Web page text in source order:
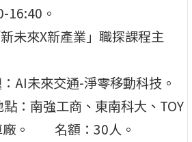
16:40。
未來X新產業」職探課程主
AI未來交通-淨零移動科技。
南強工商、東南科大、TOY
廠。 名額：30人。